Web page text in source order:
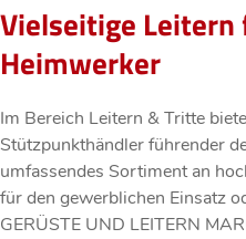
Vielseitige
Heimwerker
Im Bereich Leitern & Tritte
Stützpunkthändler führender
umfassendes Sortiment an
für den gewerblichen Einsatz
GERÜSTE UND LEITERN